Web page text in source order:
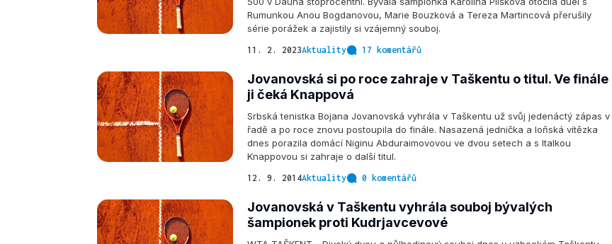
Rumunkou Anou Bogdanovou, Marie Bouzková a Tereza Martincová přerušily
série porážek a zajistily si vzájemný souboj.
11. 2. 2023Aktuality 17 komentářů
Jovanovská si po roce zahraje v Taškentu o titul. Ve finále
ji čeká Knappová
Srbská tenistka Bojana Jovanovská vyhrála v Taškentu už svůj jedenáctý zápas v
řadě a po roce znovu postoupila do finále. Nasazená jednička a loňská vítězka
dnes porazila domácí Niginu Abduraimovovou ve dvou setech a s Italkou
Knappovou si zahraje o další titul.
12. 9. 2014Aktuality 0 komentářů
Jovanovská v Taškentu vyhrála souboj bývalých
šampionek proti Kudrjavcevové